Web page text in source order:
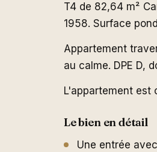
T4 de 82,64 m²
1958. Surface
Appartement
au calme. DPE D,
L'appartement est
Le bien en détail
Une entrée